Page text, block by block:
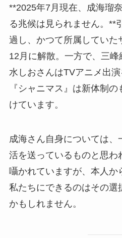
**2025年7月現在、成海瑠
る兆候は見られません。**
過し、かつて所属していた
12月に解散。一方で、三
水しおさんはTVアニメ出演
『シャニマス』は新体制
けています。
成海さん自身については、
活を送っているものと思わ
囁かれていますが、本人か
私たちにできるのはその選
かもしれません。